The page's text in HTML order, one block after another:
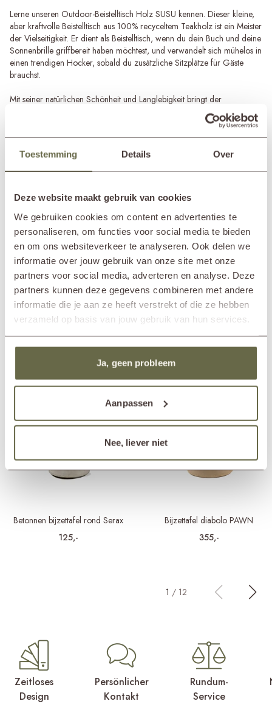
Toestemming Details Over
Deze website maakt gebruik van cookies
We gebruiken cookies om content en advertenties te
personaliseren, om functies voor social media te bieden
en om ons websiteverkeer te analyseren. Ook delen we
informatie over jouw gebruik van onze site met onze
partners voor social media, adverteren en analyse. Deze
partners kunnen deze gegevens combineren met andere
informatie die je aan ze heeft verstrekt of die ze hebben
verzameld op basis van jouw gebruik van hun services.
Ja, geen probleem
Aanpassen
Nee, liever niet
Lerne unseren Outdoor-Beistelltisch Holz SUSU kennen. Dieser kleine,
aber kraftvolle Beistelltisch aus 100% recyceltem Teakholz ist ein Meister
der Vielseitigkeit. Er dient als Beistelltisch, wenn du dein Buch und deine
Sonnenbrille griffbereit haben möchtest, und verwandelt sich mühelos in
einen trendigen Hocker, sobald du zusätzliche Sitzplätze für Gäste
brauchst.
Mit seiner natürlichen Schönheit und Langlebigkeit bringt der
Beistelltisch Holz SUSU nicht nur Charme in deinen Außenbereich,
sondern trägt auch zu einer grüneren Welt bei. Das Teakholz wird
sorgfältig ausgewählt und recycelt, wodurch jedes Tischchen seine
eigene Geschichte erzählt.
Die natürliche Holzfarbe sorgt für eine rustikale, warme Ausstrahlung.
dieser Beistelltisch passt perfekt in jedes Ambiente.
Teakholz Gartenaccessoires
Gestalte deinen Außenbereich nachhaltig mit Gartenaccessoires aus
100% recyceltem Teakholz. Neben diesem Outdoor-Beistelltisch SUSU
bieten wir auch weitere stimmungsvolle Teakholz Accessoires an, wie
große Couchtische und Outdoor Lampen. Denk zum Beispiel an die
Holz Gartenlampe MAYA oder den luxuriösen Kaffeetisch MEES. So
richtest du deinen Garten nicht nur stilvoll ein, sondern leistest
gleichzeitig einen Beitrag zu einer grüneren Welt.
Mehr erfahren
SPEZIFIKATIONEN
Marke
&MOSS Exclusive
Im Showroom?
Nunspeet (NL)
Wassenaar (NL)
Durchmesser
35cm
Höhe
45cm
Andere haben auch angesehen
Betonnen bijzettafel rond Serax
125,-
Bijzettafel diabolo PAWN
355,-
1 / 12
Zeitloses
Design
Persönlicher
Kontakt
Rundum-
Service